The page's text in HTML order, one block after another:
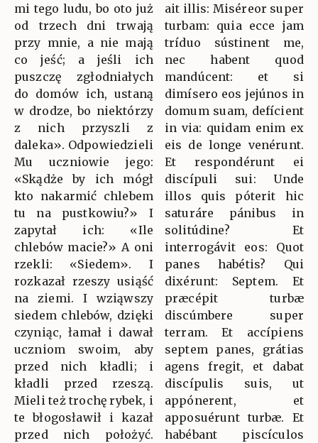
mi tego ludu, bo oto już
od trzech dni trwają
przy mnie, a nie mają
co jeść; a jeśli ich
puszczę zgłodniałych
do domów ich, ustaną
w drodze, bo niektórzy
z nich przyszli z
daleka». Odpowiedzieli
Mu uczniowie jego:
«Skądże by ich mógł
kto nakarmić chlebem
tu na pustkowiu?» I
zapytał ich: «Ile
chlebów macie?» A oni
rzekli: «Siedem». I
rozkazał rzeszy usiąść
na ziemi. I wziąwszy
siedem chlebów, dzięki
czyniąc, łamał i dawał
uczniom swoim, aby
przed nich kładli; i
kładli przed rzeszą.
Mieli też trochę rybek, i
te błogosławił i kazał
przed nich położyć.
ait illis: Miséreor super
turbam: quia ecce jam
tríduo sústinent me,
nec habent quod
mandúcent: et si
dimísero eos jejúnos in
domum suam, defícient
in via: quidam enim ex
eis de longe venérunt.
Et respondérunt ei
discípuli sui: Unde
illos quis póterit hic
saturáre pánibus in
solitúdine? Et
interrogávit eos: Quot
panes habétis? Qui
dixérunt: Septem. Et
præcépit turbæ
discúmbere super
terram. Et accípiens
septem panes, grátias
agens fregit, et dabat
discípulis suis, ut
appónerent, et
apposuérunt turbæ. Et
habébant piscículos